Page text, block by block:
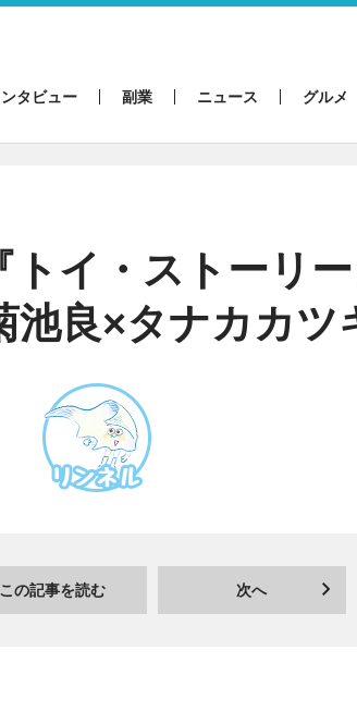
タビュー 副業 ニュース グルメ
トイ・ストーリ
池良×タナカカツ
この記事を読む 次へ